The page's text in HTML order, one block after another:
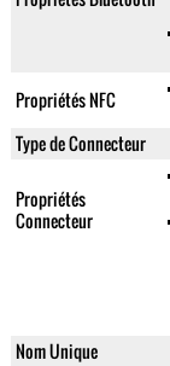
Propriétés NFC
Type de Connecteur
Propriétés
Connecteur
Nom Unique